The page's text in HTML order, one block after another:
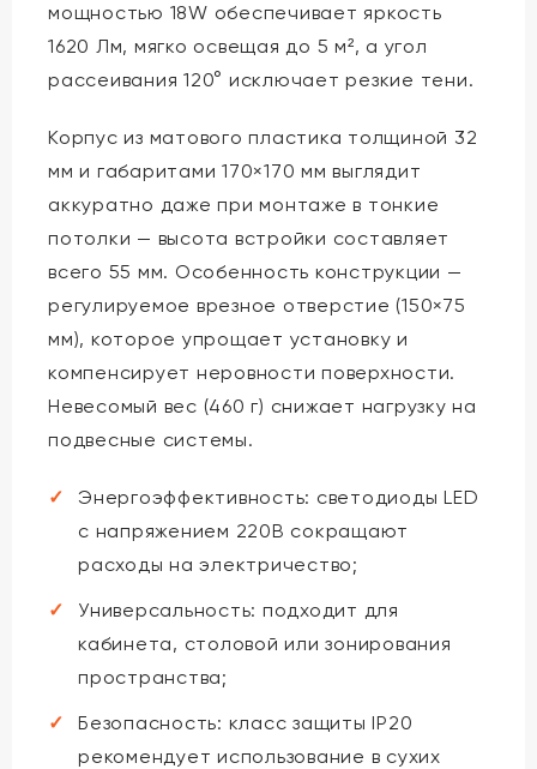
мощностью 18W обеспечивает яркость
1620 Лм, мягко освещая до 5 м², а угол
рассеивания 120° исключает резкие тени.
Корпус из матового пластика толщиной 32
мм и габаритами 170×170 мм выглядит
аккуратно даже при монтаже в тонкие
потолки — высота встройки составляет
всего 55 мм. Особенность конструкции —
регулируемое врезное отверстие (150×75
мм), которое упрощает установку и
компенсирует неровности поверхности.
Невесомый вес (460 г) снижает нагрузку на
подвесные системы.
Энергоэффективность: светодиоды LED
с напряжением 220В сокращают
расходы на электричество;
Универсальность: подходит для
кабинета, столовой или зонирования
пространства;
Безопасность: класс защиты IP20
рекомендует использование в сухих